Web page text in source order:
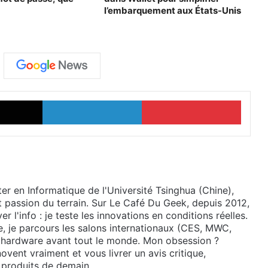
l’embarquement aux États-Unis
X Linkedin
en Informatique de l'Université Tsinghua (Chine),
du terrain. Sur Le Café Du Geek, depuis 2012,
l'info : je teste les innovations en conditions réelles.
je parcours les salons internationaux (CES, MWC,
avant tout le monde. Mon obsession ?
vraiment et vous livrer un avis critique,
de demain.